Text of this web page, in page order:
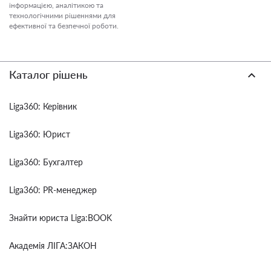
інформацією, аналітикою та
технологічними рішеннями для
ефективної та безпечної роботи.
Каталог рішень
Liga360: Керівник
Liga360: Юрист
Liga360: Бухгалтер
Liga360: PR-менеджер
Знайти юриста Liga:BOOK
Академія ЛІГА:ЗАКОН